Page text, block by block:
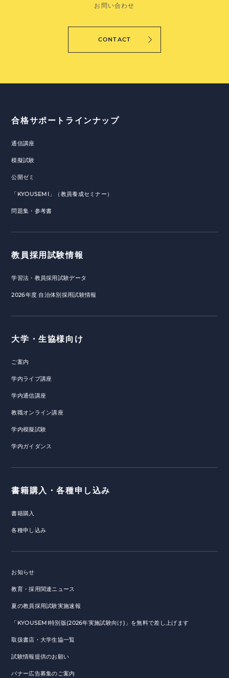
お問い合わせ
CONTACT
合格サポートラインナップ
通信講座
模擬試験
公開ゼミ
「KYOUSEMI」（教員養成セミナー）
問題集・参考書
教員採用試験情報
学習法・教員採用試験データ
2026年度 自治体別採用試験情報
大学・生協様向け
ご案内
学内ライブ講座
学内通信講座
教職オンライン講座
学内模擬試験
学内ガイダンス
書籍購入・各種申し込み
書籍購入
各種申し込み
お知らせ
教育・採用関連ニュース
夏の教員採用試験実施速報
「KYOUSEMI特別版(2026年実施試験向け)」を無料で差し上げます
取扱書店・大学生協一覧
試験情報提供のお願い
バナー広告募集のご案内